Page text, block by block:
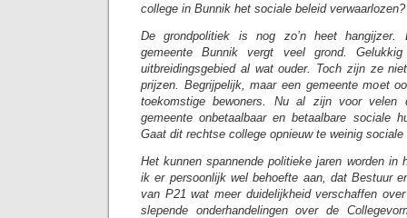
college in Bunnik het sociale beleid verwaarlozen?
De grondpolitiek is nog zo’n heet hangijzer.
gemeente Bunnik vergt veel grond.
uitbreidingsgebied al wat ouder. Toch zijn ze
prijzen. Begrijpelijk, maar een gemeente moet
toekomstige bewoners. Nu al zijn voor velen
gemeente onbetaalbaar en betaalbare sociale
Gaat dit rechtse college opnieuw te weinig sociale
Het kunnen spannende politieke jaren worden in
ik er persoonlijk wel behoefte aan, dat Bestuur
van P21 wat meer duidelijkheid verschaffen
slepende onderhandelingen over de